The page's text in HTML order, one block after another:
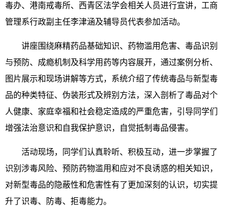
毒办、港南戒毒所、西青区法学会相关人员进行宣讲，工商
管理系行政副主任李津涵及辅导员代表参加活动。
讲座围绕麻精药品基础知识、药物滥用危害、毒品识别
与预防、成瘾机制及科学用药等内容展开，通过案例分析、
图片展示和现场讲解等方式，系统介绍了传统毒品与新型毒
品的种类特征、伪装形式及辨别方法，深入剖析了毒品对个
人健康、家庭幸福和社会稳定造成的严重危害，引导同学们
增强法治意识和自我保护意识，自觉抵制毒品侵害。
活动现场，同学们认真聆听、积极互动，进一步掌握了
识别涉毒风险、预防药物滥用和应对不良诱惑的相关知识，
对新型毒品的隐蔽性和危害性有了更加深刻的认识，切实提
升了识毒、防毒、拒毒能力。